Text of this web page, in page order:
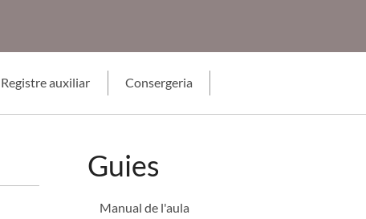
Registre auxiliar Consergeria
Guies
Manual de l'aula